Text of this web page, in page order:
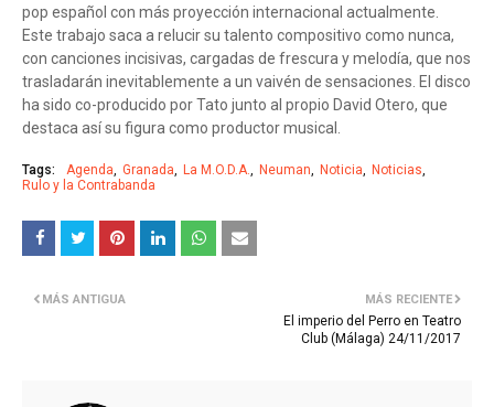
pop español con más proyección internacional actualmente.
Este trabajo saca a relucir su talento compositivo como nunca,
con canciones incisivas, cargadas de frescura y melodía, que nos
trasladarán inevitablemente a un vaivén de sensaciones. El disco
ha sido co-producido por Tato junto al propio David Otero, que
destaca así su figura como productor musical.
Tags: Agenda Granada La M.O.D.A. Neuman Noticia
Noticias
Rulo y la Contrabanda
MÁS RECIENTE
El imperio del Perro en Teatro
Club (Málaga) 24/11/2017
MÁS ANTIGUA